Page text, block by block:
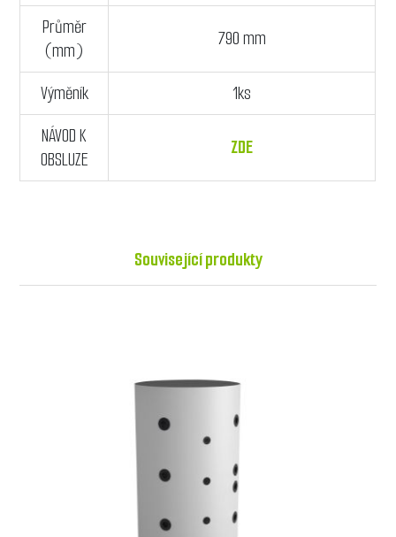
Průměr
(mm)
790 mm
Výměník
1ks
NÁVOD K
OBSLUZE
ZDE
Související produkty